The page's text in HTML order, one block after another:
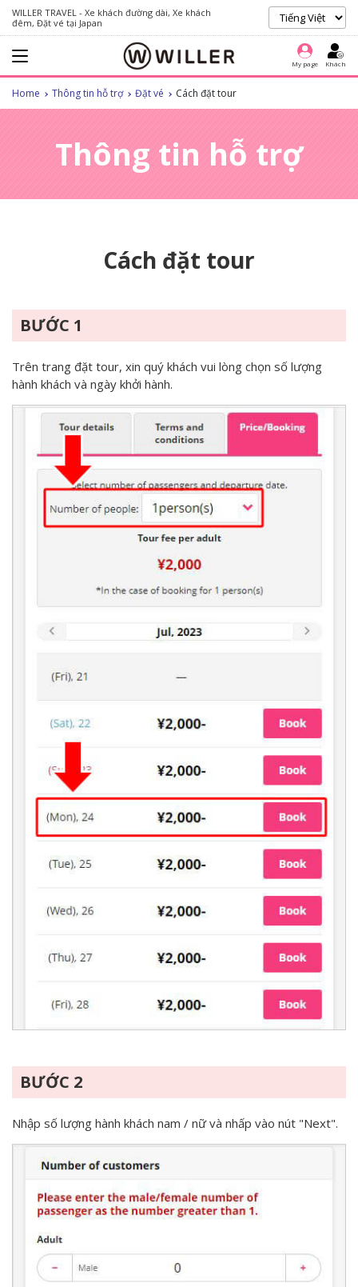
WILLER TRAVEL - Xe khách đường dài, Xe khách
đêm, Đặt vé tại Japan
My page Khách
Home Thông tin hỗ trợ Đặt vé Cách đặt tour
Thông tin hỗ trợ
Cách đặt tour
BƯỚC 1
Trên trang đặt tour, xin quý khách vui lòng chọn số lượng
hành khách và ngày khởi hành.
BƯỚC 2
Nhập số lượng hành khách nam / nữ và nhấp vào nút "Next".